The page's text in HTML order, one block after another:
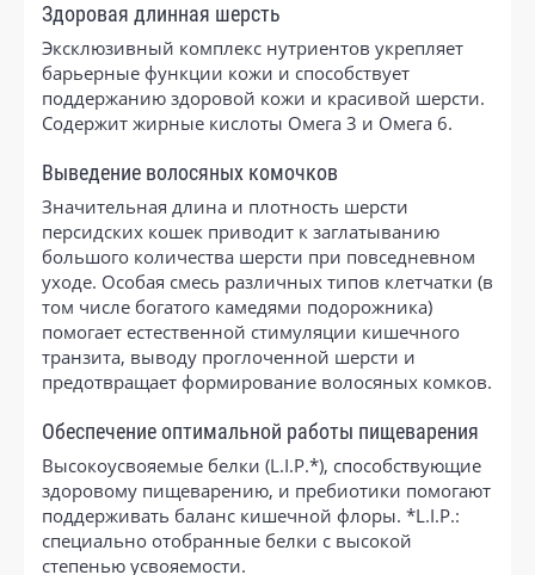
Здоровая длинная шерсть
Эксклюзивный комплекс нутриентов укрепляет
барьерные функции кожи и способствует
поддержанию здоровой кожи и красивой шерсти.
Содержит жирные кислоты Омега 3 и Омега 6.
Выведение волосяных комочков
Значительная длина и плотность шерсти
персидских кошек приводит к заглатыванию
большого количества шерсти при повседневном
уходе. Особая смесь различных типов клетчатки (в
том числе богатого камедями подорожника)
помогает естественной стимуляции кишечного
транзита, выводу проглоченной шерсти и
предотвращает формирование волосяных комков.
Обеспечение оптимальной работы пищеварения
Высокоусвояемые белки (L.I.P.*), способствующие
здоровому пищеварению, и пребиотики помогают
поддерживать баланс кишечной флоры. *L.I.P.:
специально отобранные белки с высокой
степенью усвояемости.